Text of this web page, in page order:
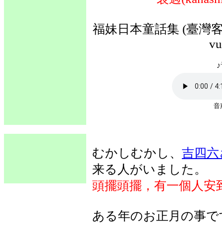
福妹日本童話集 (臺灣
むかしむかし 、 吉四六
来る 人 がいました 。
頭擺頭擺，有一個人安
ある年のお正月の事で